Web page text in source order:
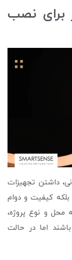
برای نصب
داشتن تجهیزات
کیفیت و دوام
محل و نوع پروژه،
اما در حالت